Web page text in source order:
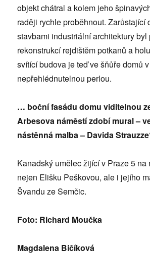
objekt chátral a kolem jeho
raději rychle proběhnout. Zarůstající
stavbami industriální architektury byl
rekonstrukcí rejdištěm potkanů a
svítící budova je teď ve šňůře domů
nepřehlédnutelnou perlou.
… boční fasádu domu viditelnou
Arbesova náměstí zdobí mural –
nástěnná malba – Davida
Kanadský umělec žijící v Praze 5 na
nejen Elišku Peškovou, ale i jejího
Švandu ze Semčic.
Foto: Richard Moučka
Magdalena Bičíková